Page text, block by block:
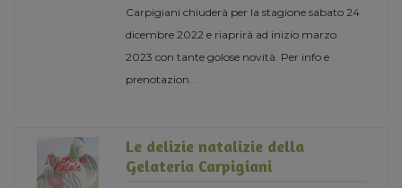
Carpigiani chiuderà per la stagione sabato 24
dicembre 2022 e riaprirà ad inizio marzo
2023 con tante golose novità. Per info e
prenotazion
Le delizie natalizie della
Gelateria Carpigiani